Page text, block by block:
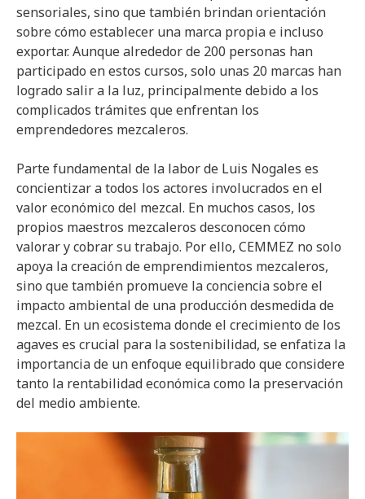
sensoriales, sino que también brindan orientación
sobre cómo establecer una marca propia e incluso
exportar. Aunque alrededor de 200 personas han
participado en estos cursos, solo unas 20 marcas han
logrado salir a la luz, principalmente debido a los
complicados trámites que enfrentan los
emprendedores mezcaleros.
Parte fundamental de la labor de Luis Nogales es
concientizar a todos los actores involucrados en el
valor económico del mezcal. En muchos casos, los
propios maestros mezcaleros desconocen cómo
valorar y cobrar su trabajo. Por ello, CEMMEZ no solo
apoya la creación de emprendimientos mezcaleros,
sino que también promueve la conciencia sobre el
impacto ambiental de una producción desmedida de
mezcal. En un ecosistema donde el crecimiento de los
agaves es crucial para la sostenibilidad, se enfatiza la
importancia de un enfoque equilibrado que considere
tanto la rentabilidad económica como la preservación
del medio ambiente.